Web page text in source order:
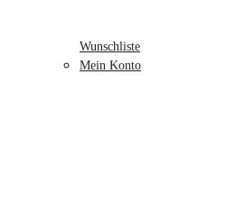
Wunschliste
Mein Konto